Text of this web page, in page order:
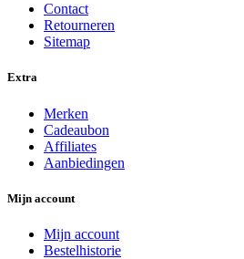
Contact
Retourneren
Sitemap
Extra
Merken
Cadeaubon
Affiliates
Aanbiedingen
Mijn account
Mijn account
Bestelhistorie